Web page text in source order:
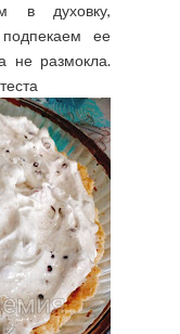
в духовку,
ее
не размокла.